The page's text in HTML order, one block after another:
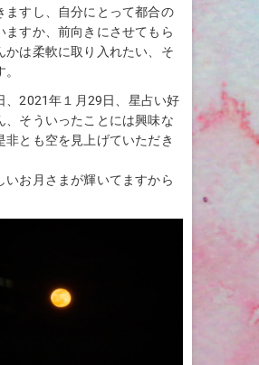
ますし、自分にとって都合の
ますか、前向きにさせてもら
かは柔軟に取り入れたい、そ
、2021年１月29日、星占い好
、そういったことには興味な
非とも空を見上げていただき
いお月さまが輝いてますから